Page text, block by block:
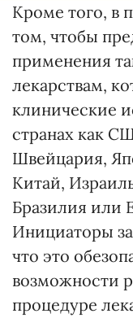
Кроме того, в
том, чтобы
применения
лекарствам,
клинические
странах как
Швейцария,
Китай,
Бразилия или
Инициаторы
что это
возможности
процедуре